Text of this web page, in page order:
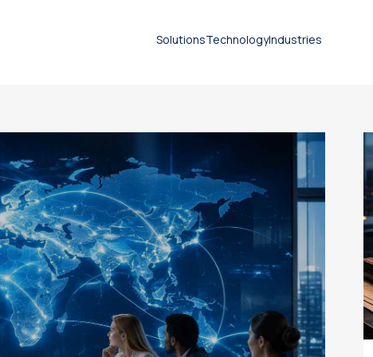
Solutions
Document translation
services
Technical translation services
Patent translation services
Certified translation services
Legal translation services
TechnologyIndustries